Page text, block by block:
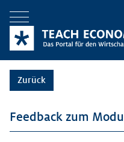
Menü öffnen
Zurück
Feedback zum Modul